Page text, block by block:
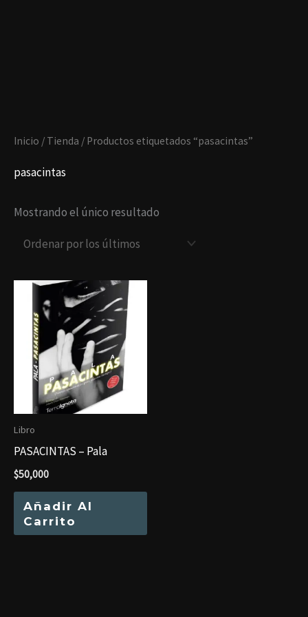
Inicio / Tienda / Productos etiquetados “pasacintas”
pasacintas
Mostrando el único resultado
Libro
PASACINTAS – Pala
$50,000
Añadir Al
Carrito